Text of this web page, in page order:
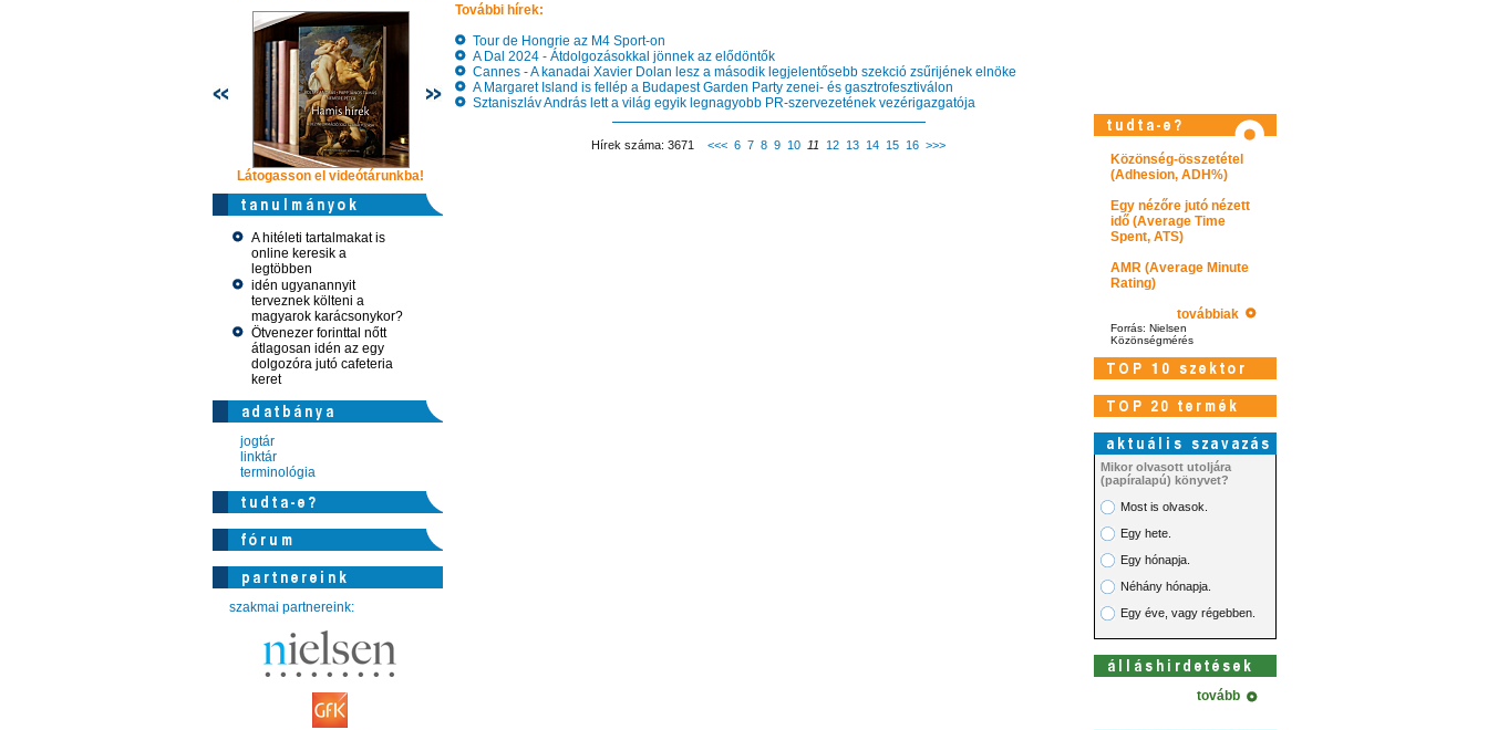
Látogasson el videótárunkba! Látogasson el videótárunkba!
A hitéleti tartalmakat is
online keresik a
legtöbben
idén ugyanannyit
terveznek költeni a
magyarok karácsonykor?
Ötvenezer forinttal nőtt
átlagosan idén az egy
dolgozóra jutó cafeteria
keret
jogtár
linktár
terminológia
szakmai partnereink:
További hírek:
Tour de Hongrie az M4 Sport-on
A Dal 2024 - Átdolgozásokkal jönnek az elődöntők
Cannes - A kanadai Xavier Dolan lesz a második legjelentősebb szekció zsűrijének elnöke
A Margaret Island is fellép a Budapest Garden Party zenei- és gasztrofesztiválon
Sztaniszláv András lett a világ egyik legnagyobb PR-szervezetének vezérigazgatója
Hírek száma: 3671 <<< 6 7 8 9 10 11 12 13 14 15 16 >>>
Közönség-összetétel
(Adhesion, ADH%)
Egy nézőre jutó nézett
idő (Average Time
Spent, ATS)
AMR (Average Minute
Rating)
továbbiak
Forrás: Nielsen
Közönségmérés
Mikor olvasott utoljára
(papíralapú) könyvet?
Most is olvasok.
Egy hete.
Egy hónapja.
Néhány hónapja.
Egy éve, vagy régebben.
tovább